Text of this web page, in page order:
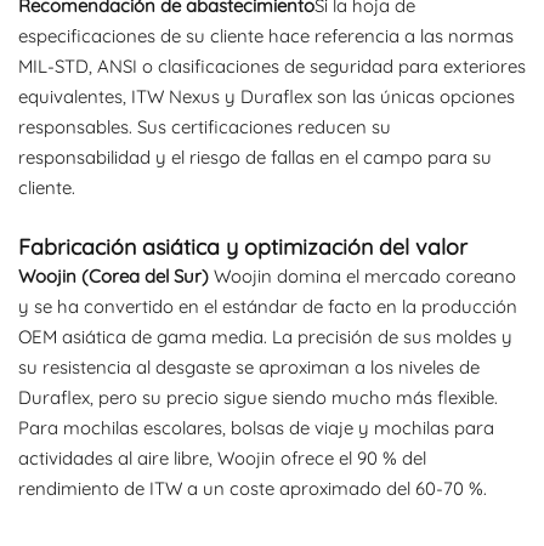
Recomendación de abastecimientoSi la hoja de
especificaciones de su cliente hace referencia a las normas
MIL-STD, ANSI o clasificaciones de seguridad para exteriores
equivalentes, ITW Nexus y Duraflex son las únicas opciones
responsables. Sus certificaciones reducen su
responsabilidad y el riesgo de fallas en el campo para su
cliente.
Fabricación asiática y optimización del valor
Woojin (Corea del Sur) Woojin domina el mercado coreano
y se ha convertido en el estándar de facto en la producción
OEM asiática de gama media. La precisión de sus moldes y
su resistencia al desgaste se aproximan a los niveles de
Duraflex, pero su precio sigue siendo mucho más flexible.
Para mochilas escolares, bolsas de viaje y mochilas para
actividades al aire libre, Woojin ofrece el 90 % del
rendimiento de ITW a un coste aproximado del 60-70 %.